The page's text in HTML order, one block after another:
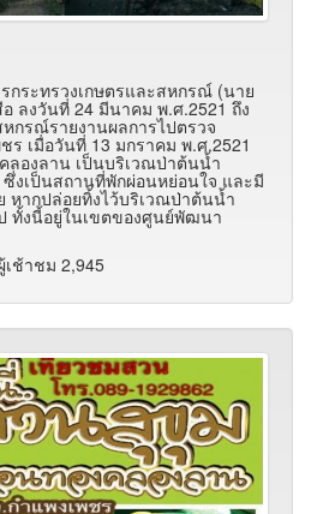
กระทรวงเกษตรและสหกรณ์ (นาย
ลงวันที่ 24 มีนาคม พ.ศ.2521 ถึง
กรณ์รายงานผลการไปตรวจ
ร เมื่อวันที่ 13 มกราคม พ.ศ.2521
ลองลาน เป็นบริเวณป่าต้นน้ำ
งเป็นสถานที่พักผ่อนหย่อนใจ และมี
หากปล่อยทิ้งไว้บริเวณป่าต้นน้ำ
ทั้งนี้อยู่ในเขตของศูนย์พัฒนา
เช้าชม 2,945